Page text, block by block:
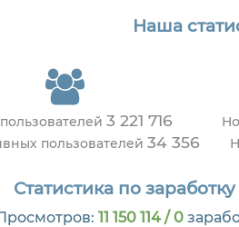
Наша
3 221 716
пользователей 34 356
Статистика по
11 150 114 / 0